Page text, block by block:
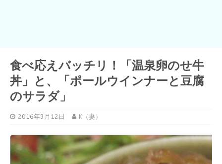
食べ応えバッチリ！「温泉卵のせ牛
丼」と、「ポールウインナーと豆腐
のサラダ」
2016年3月12日 K（妻）